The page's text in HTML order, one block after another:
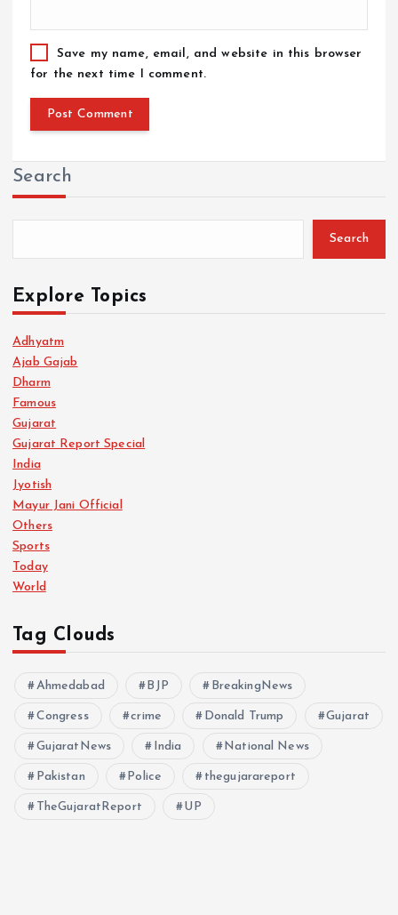
Save my name, email, and website in this browser
for the next time I comment.
Search
Search
Explore Topics
Adhyatm
Ajab Gajab
Dharm
Famous
Gujarat
Gujarat Report Special
India
Jyotish
Mayur Jani Official
Others
Sports
Today
World
Tag Clouds
Ahmedabad BJP BreakingNews
Congress crime Donald Trump Gujarat
GujaratNews India National News
Pakistan Police thegujarareport
TheGujaratReport UP